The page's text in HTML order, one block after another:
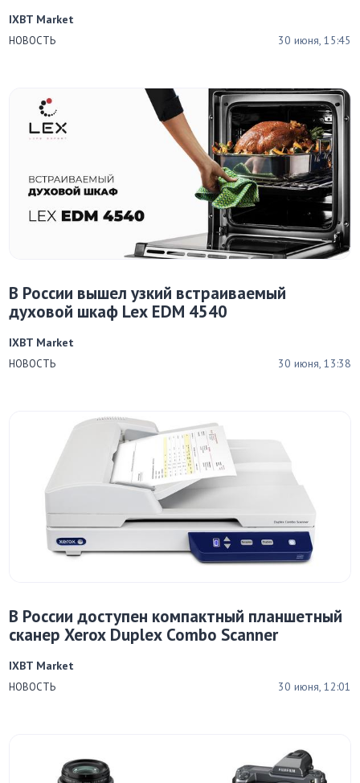
НОВОСТЬ 30 июня, 15:45
IXBT Market
В России вышел узкий встраиваемый
духовой шкаф Lex EDM 4540
НОВОСТЬ 30 июня, 13:38
IXBT Market
В России доступен компактный планшетный
сканер Xerox Duplex Combo Scanner
НОВОСТЬ 30 июня, 12:01
IXBT Market